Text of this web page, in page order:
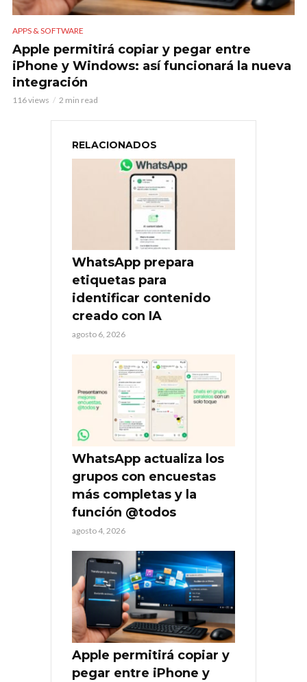
APPS & SOFTWARE
Apple permitirá copiar y pegar entre
iPhone y Windows: así funcionará la nueva
integración
116 views 2 min read
RELACIONADOS
WhatsApp prepara
etiquetas para
identificar contenido
creado con IA
agosto 6, 2026
WhatsApp actualiza los
grupos con encuestas
más completas y la
función @todos
agosto 4, 2026
Apple permitirá copiar y
pegar entre iPhone y